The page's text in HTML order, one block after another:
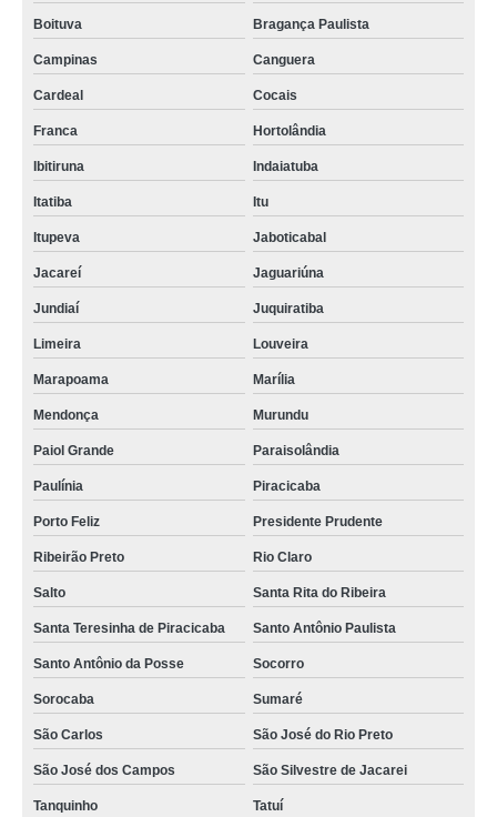
Boituva Bragança Paulista
Campinas Canguera
Cardeal Cocais
Franca Hortolândia
Ibitiruna Indaiatuba
Itatiba Itu
Itupeva Jaboticabal
Jacareí Jaguariúna
Jundiaí Juquiratiba
Limeira Louveira
Marapoama Marília
Mendonça Murundu
Paiol Grande Paraisolândia
Paulínia Piracicaba
Porto Feliz Presidente Prudente
Ribeirão Preto Rio Claro
Salto Santa Rita do Ribeira
Santa Teresinha de Piracicaba Santo Antônio Paulista
Santo Antônio da Posse Socorro
Sorocaba Sumaré
São Carlos São José do Rio Preto
São José dos Campos São Silvestre de Jacarei
Tanquinho Tatuí